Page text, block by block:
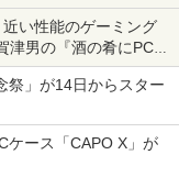
い性能のゲーミング
津男の『酒の肴にPCゲ
祭」が14日からスター
ケース「CAPO X」が